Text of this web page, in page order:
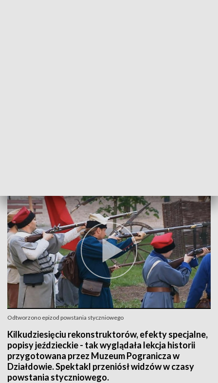
Odtworzono epizod powstania styczniowego
Kilkudziesięciu rekonstruktorów, efekty specjalne,
popisy jeździeckie - tak wyglądała lekcja historii
przygotowana przez Muzeum Pogranicza w
Działdowie. Spektakl przeniósł widzów w czasy
powstania styczniowego.